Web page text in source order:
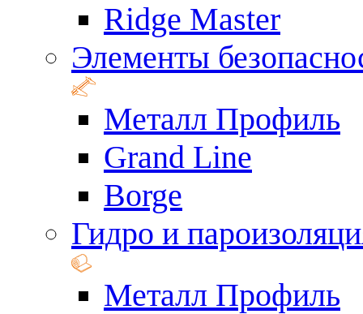
Ridge Master
Элементы
Металл Профиль
Grand Line
Borge
Гидро и
Металл Профиль